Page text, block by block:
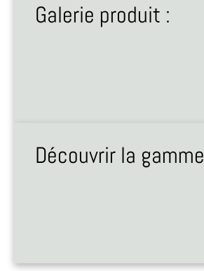
Galerie produit :
Découvrir la gamme